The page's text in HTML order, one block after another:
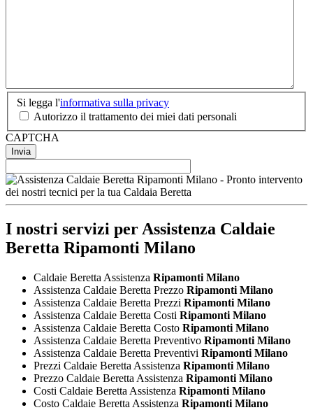
Si
legga
sulla
privacy
Si legga l'informativa sulla privacy
Autorizzo il trattamento dei miei dati personali
CAPTCHA
I nostri servizi per Assistenza Caldaie
Beretta Ripamonti Milano
Caldaie Beretta Assistenza Ripamonti Milano
Assistenza Caldaie Beretta Prezzo Ripamonti Milano
Assistenza Caldaie Beretta Prezzi Ripamonti Milano
Assistenza Caldaie Beretta Costi Ripamonti Milano
Assistenza Caldaie Beretta Costo Ripamonti Milano
Assistenza Caldaie Beretta Preventivo Ripamonti Milano
Assistenza Caldaie Beretta Preventivi Ripamonti Milano
Prezzi Caldaie Beretta Assistenza Ripamonti Milano
Prezzo Caldaie Beretta Assistenza Ripamonti Milano
Costi Caldaie Beretta Assistenza Ripamonti Milano
Costo Caldaie Beretta Assistenza Ripamonti Milano